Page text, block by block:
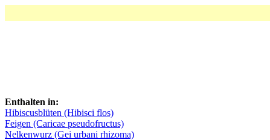
Enthalten in:
Hibiscusblüten (Hibisci flos)
Feigen (Caricae pseudofructus)
Nelkenwurz (Gei urbani rhizoma)